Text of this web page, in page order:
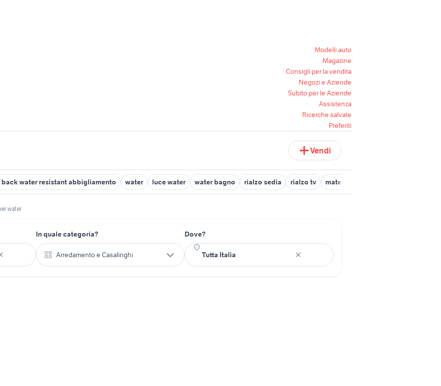
Modelli auto
Magazine
Consigli per la vendita
Negozi e Aziende
Subito per le Aziende
Assistenza
Ricerche salvate
Preferiti
Vendi
water resistant abbigliamento water luce water water bagno rialzo sedia rialzo tv materassi water foam
water
In quale categoria?
Arredamento e Casalinghi
Dove?